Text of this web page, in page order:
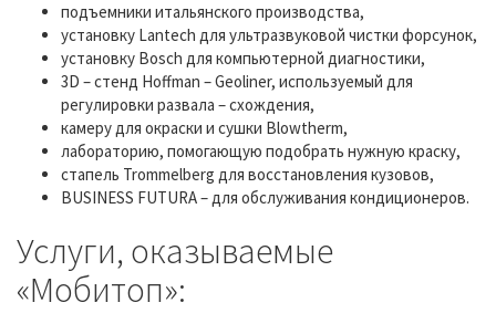
подъемники итальянского производства,
установку Lantech для ультразвуковой чистки форсунок,
установку Bosch для компьютерной диагностики,
3D – стенд Hoffman – Geoliner, используемый для
регулировки развала – схождения,
камеру для окраски и сушки Blowtherm,
лабораторию, помогающую подобрать нужную краску,
стапель Trommelberg для восстановления кузовов,
BUSINESS FUTURA – для обслуживания кондиционеров.
Услуги, оказываемые
«Мобитоп»: